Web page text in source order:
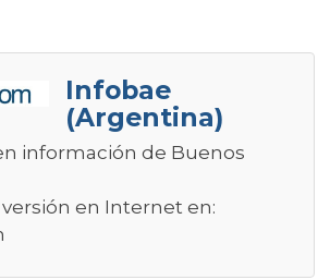
Infobae
(Argentina)
información de Buenos
en Internet en: